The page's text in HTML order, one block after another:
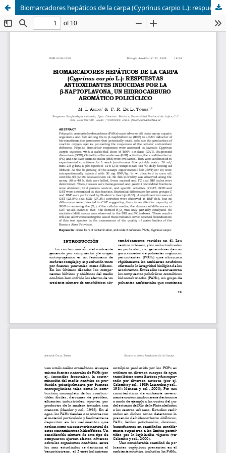
Biomarcadores hepáticos de la carpa (Cyprinus carpio L.): respuestas antioxidantes inducidas por la β-naftoflavona, un hidrocarburo aromático policíclico